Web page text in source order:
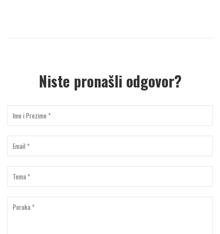
Niste pronašli odgovor?